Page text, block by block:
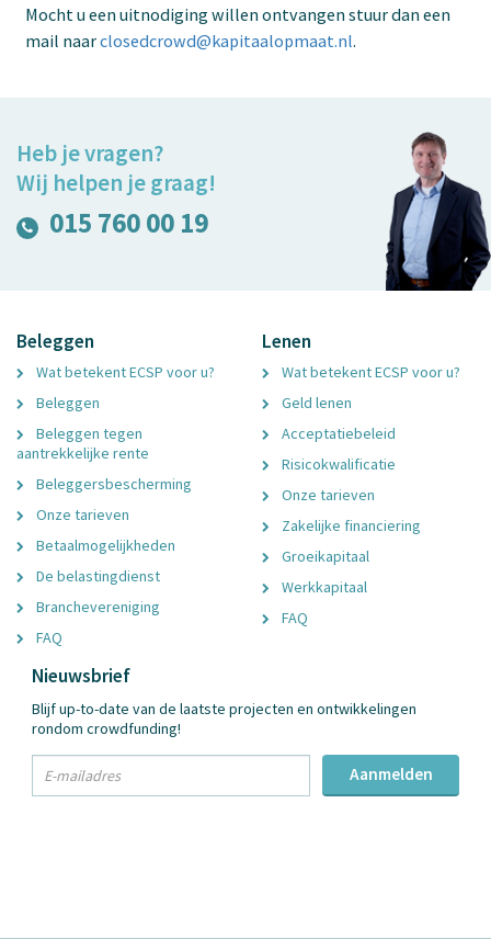
Mocht u een uitnodiging willen ontvangen stuur dan een
mail naarclosedcrowd@kapitaalopmaat.nl.
Heb je vragen?
Wij helpen je graag!
015 760 00 19
Beleggen
Wat betekent ECSP voor u?
Beleggen
Beleggen tegen
aantrekkelijke rente
Beleggersbescherming
Onze tarieven
Betaalmogelijkheden
De belastingdienst
Branchevereniging
FAQ
Lenen
Wat betekent ECSP voor u?
Geld lenen
Acceptatiebeleid
Risicokwalificatie
Onze tarieven
Zakelijke financiering
Groeikapitaal
Werkkapitaal
FAQ
Nieuwsbrief
Blijf up-to-date van de laatste projecten en ontwikkelingen
rondom crowdfunding!
Email
Aanmelden